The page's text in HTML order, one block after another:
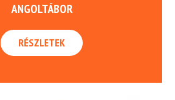
ANGOLTÁBOR
RÉSZLETEK